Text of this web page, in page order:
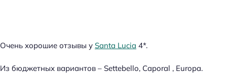
Очень хорошие отзывы у Santa Lucia 4*.
Из бюджетных вариантов – Settebello, Caporal , Europa.